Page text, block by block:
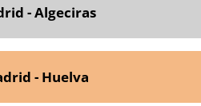
- Algeciras
- Huelva